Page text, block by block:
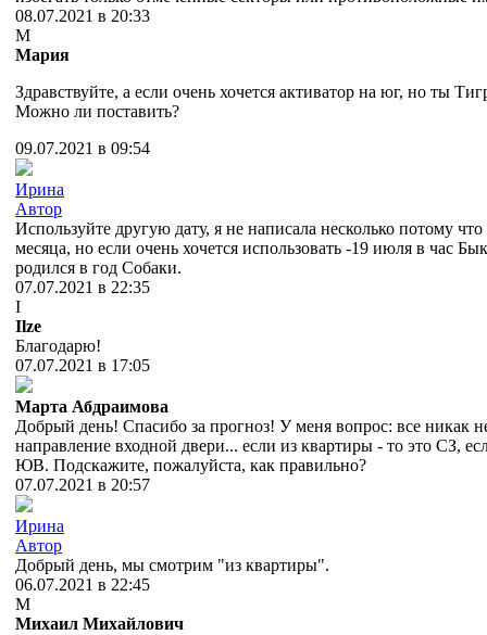
08.07.2021 в 20:33
М
Мария
Здравствуйте, а если очень хочется активатор на юг, но ты
Можно ли поставить?
09.07.2021 в 09:54
Ирина
Автор
Используйте другую дату, я не написала несколько потому что
месяца, но если очень хочется использовать -19 июля в час
родился в год Собаки.
07.07.2021 в 22:35
I
Ilze
Благодарю!
07.07.2021 в 17:05
Марта Абдраимова
Добрый день! Спасибо за прогноз! У меня вопрос: все никак
направление входной двери... если из квартиры - то это СЗ,
ЮВ. Подскажите, пожалуйста, как правильно?
07.07.2021 в 20:57
Ирина
Автор
Добрый день, мы смотрим "из квартиры".
06.07.2021 в 22:45
М
Михаил Михайлович